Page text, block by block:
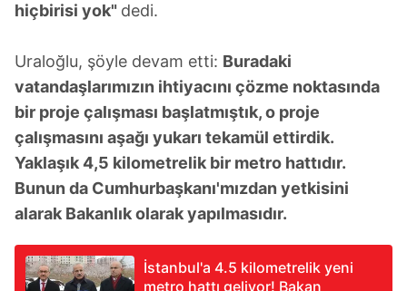
hiçbirisi yok" dedi.
Uraloğlu, şöyle devam etti: Buradaki
vatandaşlarımızın ihtiyacını çözme noktasında
bir proje çalışması başlatmıştık, o proje
çalışmasını aşağı yukarı tekamül ettirdik.
Yaklaşık 4,5 kilometrelik bir metro hattıdır.
Bunun da Cumhurbaşkanı'mızdan yetkisini
alarak Bakanlık olarak yapılmasıdır.
İstanbul'a 4.5 kilometrelik yeni
metro hattı geliyor! Bakan